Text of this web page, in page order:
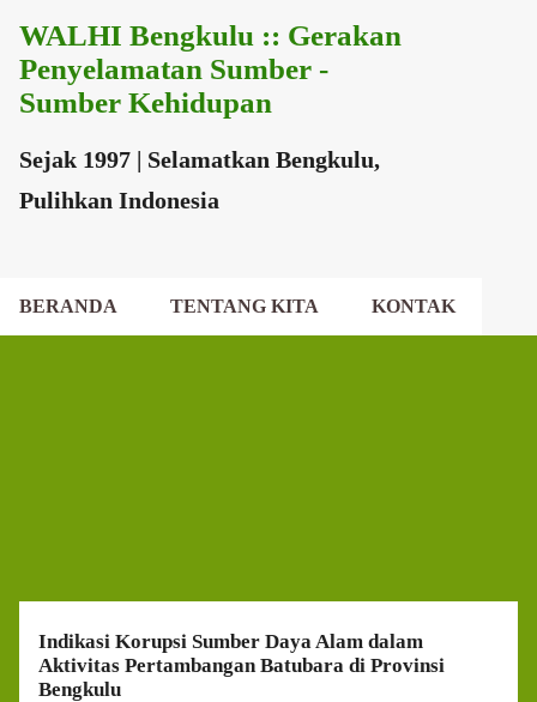
Langsung ke konten utama
WALHI Bengkulu :: Gerakan
Penyelamatan Sumber -
Sumber Kehidupan
Sejak 1997 | Selamatkan Bengkulu,
Pulihkan Indonesia
BERANDA TENTANG KITA KONTAK
Indikasi Korupsi Sumber Daya Alam dalam
Aktivitas Pertambangan Batubara di Provinsi
Bengkulu